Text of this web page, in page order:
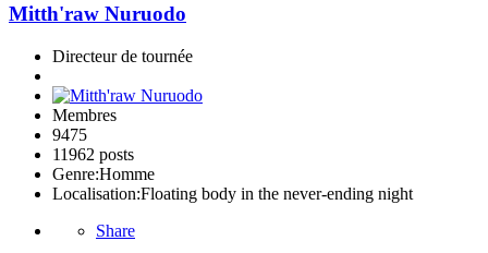
Mitth'raw Nuruodo
Directeur de tournée
Membres
9475
11962 posts
Genre:Homme
Localisation:Floating body in the never-ending night
Share